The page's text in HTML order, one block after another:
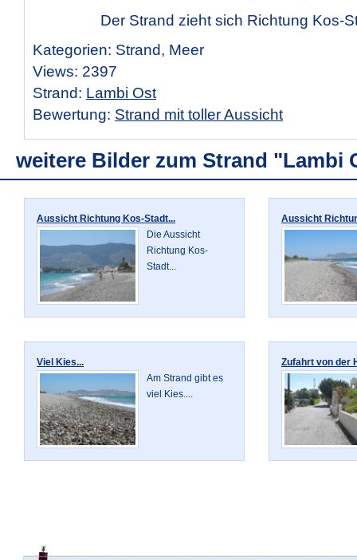
Der Strand zieht sich Richtung Kos-
Kategorien: Strand, Meer
Views: 2397
Strand: Lambi Ost
Bewertung: Strand mit toller Aussicht
weitere Bilder zum Strand "Lambi
Aussicht Richtung Kos-Stadt...
Die Aussicht
Richtung Kos-
Stadt...
Aussicht
Viel Kies...
Am Strand gibt es
viel Kies....
Zufahrt von der